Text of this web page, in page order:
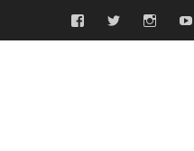
FacebookTwitter